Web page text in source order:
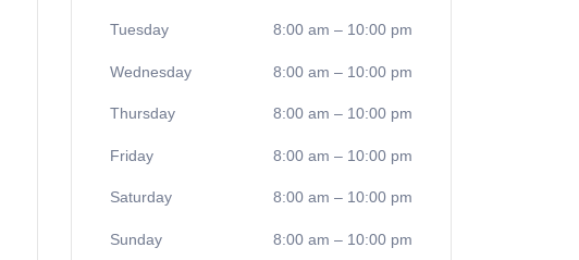
Tuesday 8:00 am – 10:00 pm
Wednesday 8:00 am – 10:00 pm
Thursday 8:00 am – 10:00 pm
Friday 8:00 am – 10:00 pm
Saturday 8:00 am – 10:00 pm
Sunday 8:00 am – 10:00 pm